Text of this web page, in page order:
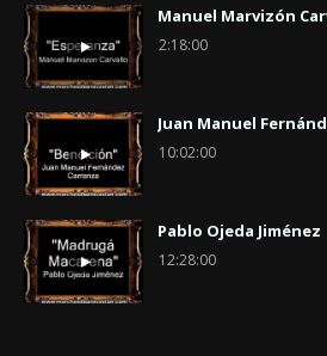
Manuel Marvizón
2:18:00
Juan Manuel
10:02:00
Pablo Ojeda Jiménez
12:28:00